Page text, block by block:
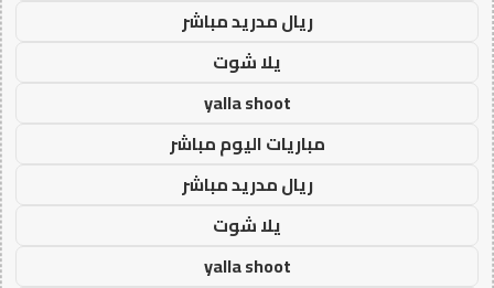
ريال مدريد مباشر
يلا شوت
yalla shoot
مباريات اليوم مباشر
ريال مدريد مباشر
يلا شوت
yalla shoot